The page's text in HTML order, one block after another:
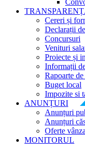
Cereri și
Declarații
Concursuri
Venituri
Proiecte și
Informații
Rapoarte
Buget local
Impozite si
ANUNȚURI
Anunțuri
Anunțuri
Oferte
MONITORUL